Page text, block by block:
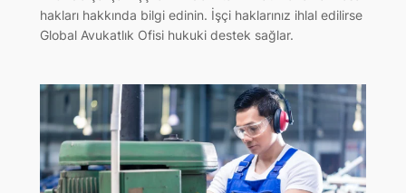
hakları hakkında bilgi edinin. İşçi haklarınız ihlal edilirse
Global Avukatlık Ofisi hukuki destek sağlar.